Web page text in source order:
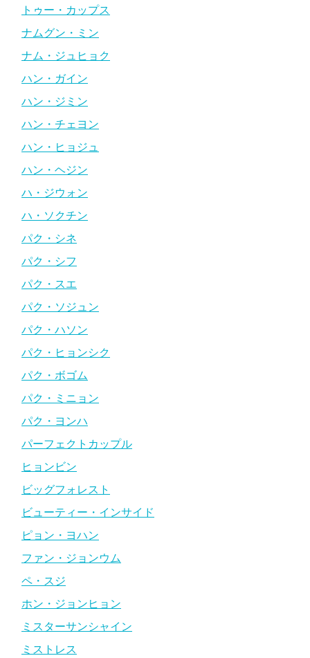
トゥー・カップス
ナムグン・ミン
ナム・ジュヒョク
ハン・ガイン
ハン・ジミン
ハン・チェヨン
ハン・ヒョジュ
ハン・ヘジン
ハ・ジウォン
ハ・ソクチン
パク・シネ
パク・シフ
パク・スエ
パク・ソジュン
パク・ハソン
パク・ヒョンシク
パク・ボゴム
パク・ミニョン
パク・ヨンハ
パーフェクトカップル
ヒョンビン
ビッグフォレスト
ビューティー・インサイド
ピョン・ヨハン
ファン・ジョンウム
ペ・スジ
ホン・ジョンヒョン
ミスターサンシャイン
ミストレス